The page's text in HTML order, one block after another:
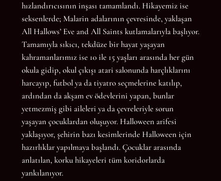
hızlandırıcısının inşası tamamlandı. Hikayemiz ise
seksenlerde; Malarin adalarının çevresinde, yaklaşan
All Hallows’ Eve and All Saints kutlamalarıyla başlıyor.
Tamamıyla sıkıcı, tekdüze bir hayat yaşayan
kahramanlarımız ise 10 ile 15 yaşları arasında her gün
okula gidip, okul çıkışı atari salonunda harçlıklarını
harcayıp, futbol ya da tiyatro seçmelerine katılıp,
ardından da akşam ev ödevlerini yapan, bunlar
yetmezmiş gibi aileleri ya da çevreleriyle sorun
yaşayan çocuklardan oluşuyor. Halloween arifesi
yaklaşıyor, şehirin bazı kesimlerinde Halloween için
hazırlıklar yapılmaya başlandı. Çocuklar arasında
anlatılan, korku hikayeleri tüm koridorlarda
yankılanıyor.